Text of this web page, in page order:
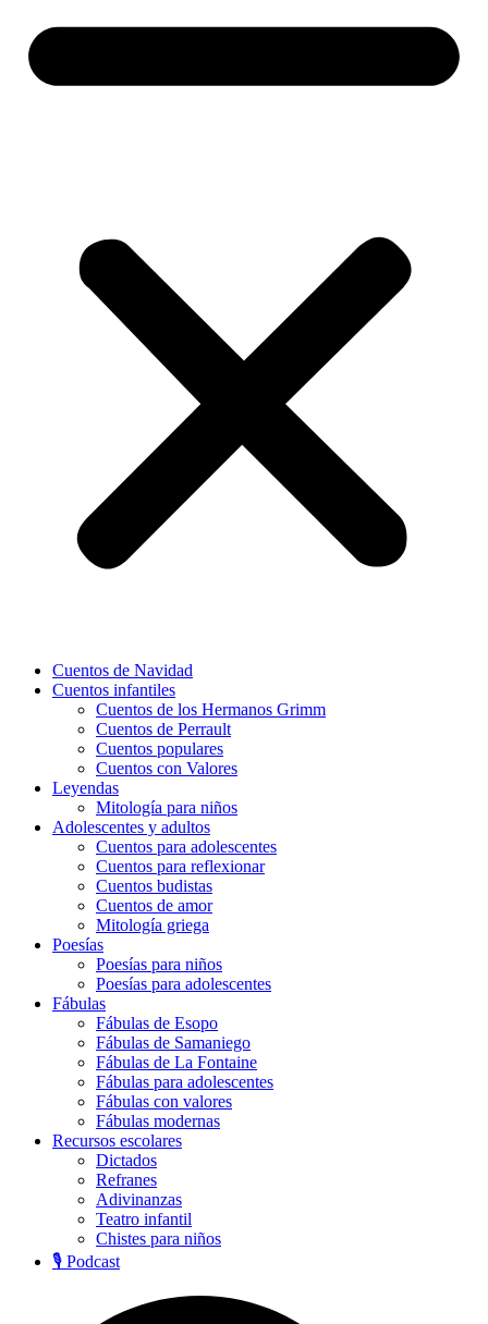
Cuentos de Navidad
Cuentos infantiles
Cuentos de los Hermanos Grimm
Cuentos de Perrault
Cuentos populares
Cuentos con Valores
Leyendas
Mitología para niños
Adolescentes y adultos
Cuentos para adolescentes
Cuentos para reflexionar
Cuentos budistas
Cuentos de amor
Mitología griega
Poesías
Poesías para niños
Poesías para adolescentes
Fábulas
Fábulas de Esopo
Fábulas de Samaniego
Fábulas de La Fontaine
Fábulas para adolescentes
Fábulas con valores
Fábulas modernas
Recursos escolares
Dictados
Refranes
Adivinanzas
Teatro infantil
Chistes para niños
🎙️ Podcast